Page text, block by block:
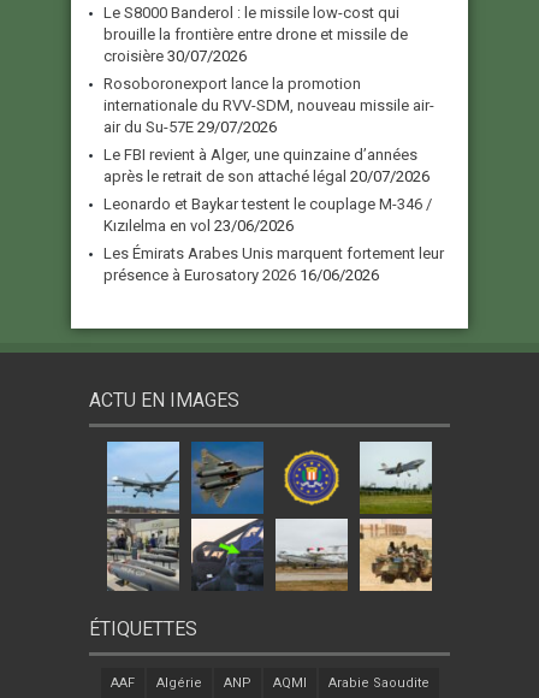
Le S8000 Banderol : le missile low-cost qui
brouille la frontière entre drone et missile de
croisière 30/07/2026
Rosoboronexport lance la promotion
internationale du RVV-SDM, nouveau missile air-
air du Su-57E 29/07/2026
Le FBI revient à Alger, une quinzaine d’années
après le retrait de son attaché légal 20/07/2026
Leonardo et Baykar testent le couplage M-346 /
Kızılelma en vol 23/06/2026
Les Émirats Arabes Unis marquent fortement leur
présence à Eurosatory 2026 16/06/2026
ACTU EN IMAGES
ÉTIQUETTES
AAF Algérie ANP AQMI Arabie Saoudite